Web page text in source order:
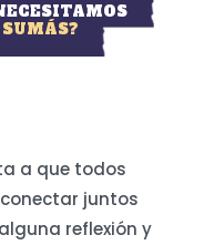
a que todos
juntos
reflexión y